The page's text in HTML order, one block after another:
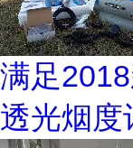
满足
透光烟度